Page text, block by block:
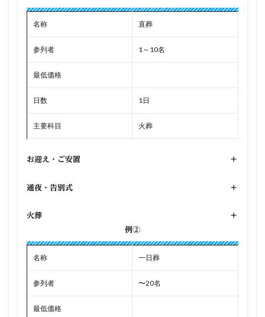
名称 直葬
参列者 1～10名
最低価格
日数 1日
主要科目 火葬
お迎え・ご安置 +
通夜・告別式 +
火葬
+
例②
名称 一日葬
参列者 〜20名
最低価格